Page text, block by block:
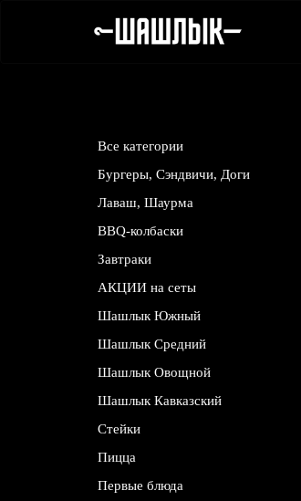
Все категории
Бургеры, Сэндвичи, Доги
Лаваш, Шаурма
BBQ-колбаски
Завтраки
АКЦИИ на сеты
Шашлык Южный
Шашлык Средний
Шашлык Овощной
Шашлык Кавказский
Стейки
Пицца
Первые блюда